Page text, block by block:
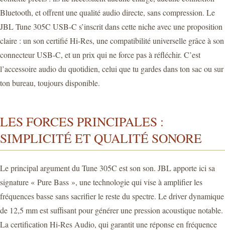
Bluetooth, et offrent une qualité audio directe, sans compression. Le
JBL Tune 305C USB-C s’inscrit dans cette niche avec une proposition
claire : un son certifié Hi-Res, une compatibilité universelle grâce à son
connecteur USB-C, et un prix qui ne force pas à réfléchir. C’est
l’accessoire audio du quotidien, celui que tu gardes dans ton sac ou sur
ton bureau, toujours disponible.
LES FORCES PRINCIPALES :
SIMPLICITÉ ET QUALITÉ SONORE
Le principal argument du Tune 305C est son son. JBL apporte ici sa
signature « Pure Bass », une technologie qui vise à amplifier les
fréquences basse sans sacrifier le reste du spectre. Le driver dynamique
de 12,5 mm est suffisant pour générer une pression acoustique notable.
La certification Hi-Res Audio, qui garantit une réponse en fréquence